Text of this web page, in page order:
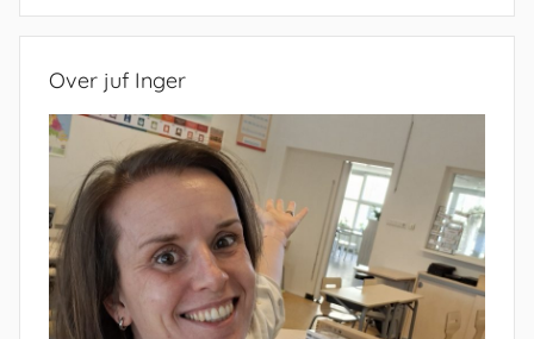
Over juf Inger